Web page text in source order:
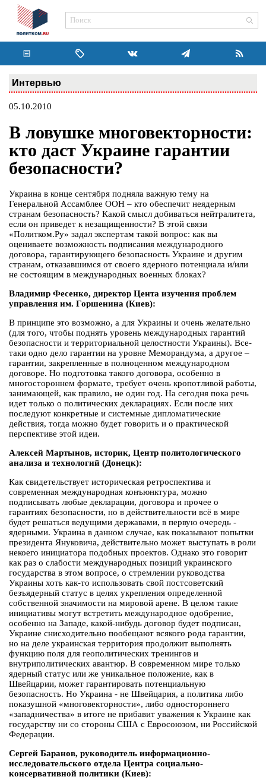
Интервью
05.10.2010
В ловушке многовекторности:
кто даст Украине гарантии
безопасности?
Украина в конце сентября подняла важную тему на
Генеральной Ассамблее ООН – кто обеспечит неядерным
странам безопасность? Какой смысл добиваться нейтралитета,
если он приведет к незащищенности? В этой связи
«Политком.Ру» задал экспертам такой вопрос: как вы
оцениваете возможность подписания международного
договора, гарантирующего безопасность Украине и другим
странам, отказавшимся от своего ядерного потенциала и/или
не состоящим в международных военных блоках?
Владимир Фесенко, директор Цента изучения проблем
управления им. Горшенина (Киев):
В принципе это возможно, а для Украины и очень желательно
(для того, чтобы поднять уровень международных гарантий
безопасности и территориальной целостности Украины). Все-
таки одно дело гарантии на уровне Меморандума, а другое –
гарантии, закрепленные в полноценном международном
договоре. Но подготовка такого договора, особенно в
многостороннем формате, требует очень кропотливой работы,
занимающей, как правило, не один год. На сегодня пока речь
идет только о политических декларациях. Если после них
последуют конкретные и системные дипломатические
действия, тогда можно будет говорить и о практической
перспективе этой идеи.
Алексей Мартынов, историк, Центр политологического
анализа и технологий (Донецк):
Как свидетельствует историческая ретроспектива и
современная международная конъюнктура, можно
подписывать любые декларации, договора и прочее о
гарантиях безопасности, но в действительности всё в мире
будет решаться ведущими державами, в первую очередь -
ядерными. Украина в данном случае, как показывают попытки
президента Януковича, действительно может выступать в роли
некоего инициатора подобных проектов. Однако это говорит
как раз о слабости международных позиций украинского
государства в этом вопросе, о стремлении руководства
Украины хоть как-то использовать свой постсоветский
безъядерный статус в целях укрепления определенной
собственной значимости на мировой арене. В целом такие
инициативы могут встретить международное одобрение,
особенно на Западе, какой-нибудь договор будет подписан,
Украине снисходительно пообещают всякого рода гарантии,
но на деле украинская территория продолжит выполнять
функцию поля для геополитических тренингов и
внутриполитических авантюр. В современном мире только
ядерный статус или же уникальное положение, как в
Швейцарии, может гарантировать потенциальную
безопасность. Но Украина - не Швейцария, а политика либо
показушной «многовекторности», либо одностороннего
«западничества» в итоге не прибавит уважения к Украине как
государству ни со стороны США с Евросоюзом, ни Российской
Федерации.
Сергей Баранов, руководитель информационно-
исследовательского отдела Центра социально-
консервативной политики (Киев):